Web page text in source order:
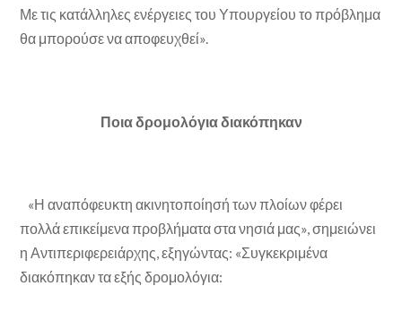
Με τις κατάλληλες ενέργειες του Υπουργείου το πρόβλημα
θα μπορούσε να αποφευχθεί».
Ποια δρομολόγια διακόπηκαν
«Η αναπόφευκτη ακινητοποίησή των πλοίων φέρει
πολλά επικείμενα προβλήματα στα νησιά μας», σημειώνει
η Αντιπεριφερειάρχης, εξηγώντας: «Συγκεκριμένα
διακόπηκαν τα εξής δρομολόγια: